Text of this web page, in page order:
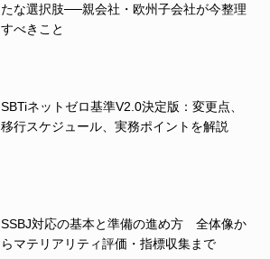
たな選択肢──親会社・欧州子会社が今整理
すべきこと
SBTiネットゼロ基準V2.0決定版：変更点、
移行スケジュール、実務ポイントを解説
SSBJ対応の基本と準備の進め方 全体像か
らマテリアリティ評価・指標収集まで